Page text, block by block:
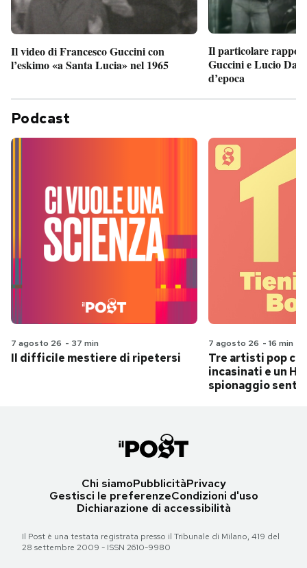
Il video di Francesco Guccini con
l’eskimo «a Santa Lucia» nel 1965
Il particolare
Guccini e Lucio
d’epoca
Podcast
7 agosto 26 - 37 min
Il difficile mestiere di ripetersi
7 agosto 26 - 16 min
Tre artisti pop
incasinati e un
spionaggio
Chi siamoPubblicitàPrivacy
Gestisci le preferenzeCondizioni d'uso
Dichiarazione di accessibilità
Il Post è una testata registrata presso il Tribunale di Milano, 419 del
28 settembre 2009 - ISSN 2610-9980